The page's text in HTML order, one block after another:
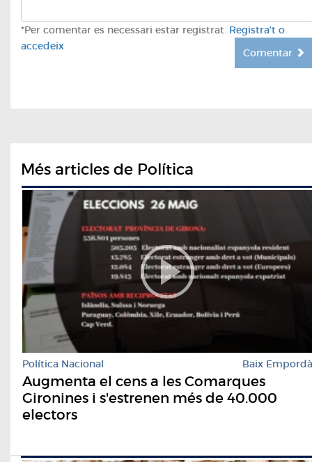
*Per comentar es necessari estar registrat. Registra't o
accedeix
Comentar
Més articles de Política
Política Nacional Baix Empordà
Augmenta el cens a les Comarques
Gironines i s'estrenen més de 40.000
electors